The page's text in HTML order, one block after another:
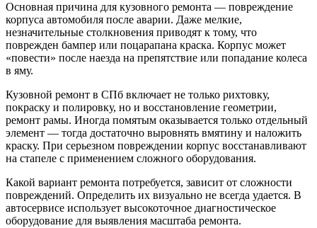
Основная причина для кузовного ремонта — повреждение
корпуса автомобиля после аварии. Даже мелкие,
незначительные столкновения приводят к тому, что
поврежден бампер или поцарапана краска. Корпус может
«повести» после наезда на препятствие или попадание колеса
в яму.
Кузовной ремонт в СПб включает не только рихтовку,
покраску и полировку, но и восстановление геометрии,
ремонт рамы. Иногда помятым оказывается только отдельный
элемент — тогда достаточно выровнять вмятину и наложить
краску. При серьезном повреждении корпус восстанавливают
на стапеле с применением сложного оборудования.
Какой вариант ремонта потребуется, зависит от сложности
повреждений. Определить их визуально не всегда удается. В
автосервисе использует высокоточное диагностическое
оборудование для выявления масштаба ремонта.